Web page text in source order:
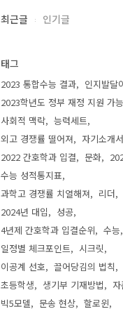
최근글 인기글
태그
2023 통합수능 결과
인지발달
2023학년도 정부 재정 지원 가
사회적 맥락
능력세트
외고 경쟁률 떨어져
자기소개서
2022 간호학과 입결
문화
수능 성적통지표
과학고 경쟁률 치열해져
리더
2024년 대입
성공
4년제 간호학과 입결순위
수능
일정별 체크포인트
시크릿
이공계 선호
끌어당김의 법칙
초등학생
생기부 기재방법
빅5모델
문송 현상 할로윈